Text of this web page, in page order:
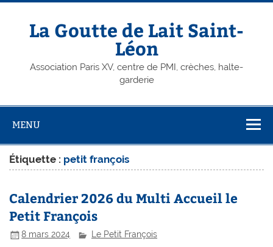
Skip
contentLa Goutte de Lait Saint-
Léon
Association Paris XV, centre de PMI, crèches, halte-
garderie
MENU
Étiquette : petit françois
Calendrier 2026 du Multi Accueil le
Petit François
8 mars 2024 Le Petit François